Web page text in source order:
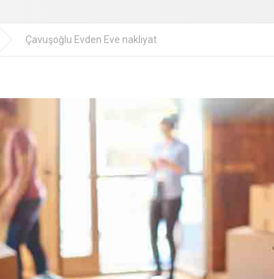
Çavuşoğlu Evden Eve nakliyat